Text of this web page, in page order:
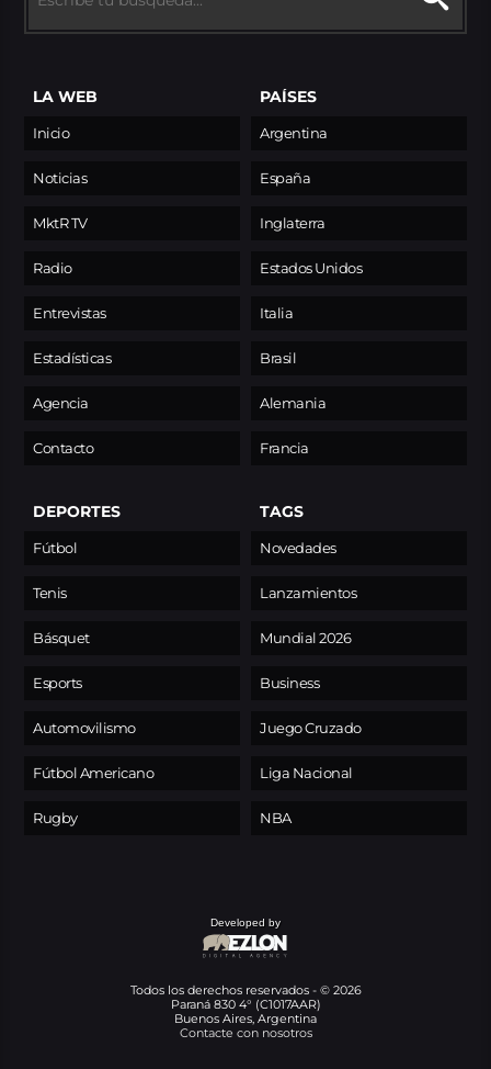
LA WEB
Inicio
Noticias
MktR TV
Radio
Entrevistas
Estadísticas
Agencia
Contacto
PAÍSES
Argentina
España
Inglaterra
Estados Unidos
Italia
Brasil
Alemania
Francia
DEPORTES
Fútbol
Tenis
Básquet
Esports
Automovilismo
Fútbol Americano
Rugby
TAGS
Novedades
Lanzamientos
Mundial 2026
Business
Juego Cruzado
Liga Nacional
NBA
Developed by
Todos los derechos reservados - © 2026
Paraná 830 4° (C1017AAR)
Buenos Aires, Argentina
Contacte con nosotros